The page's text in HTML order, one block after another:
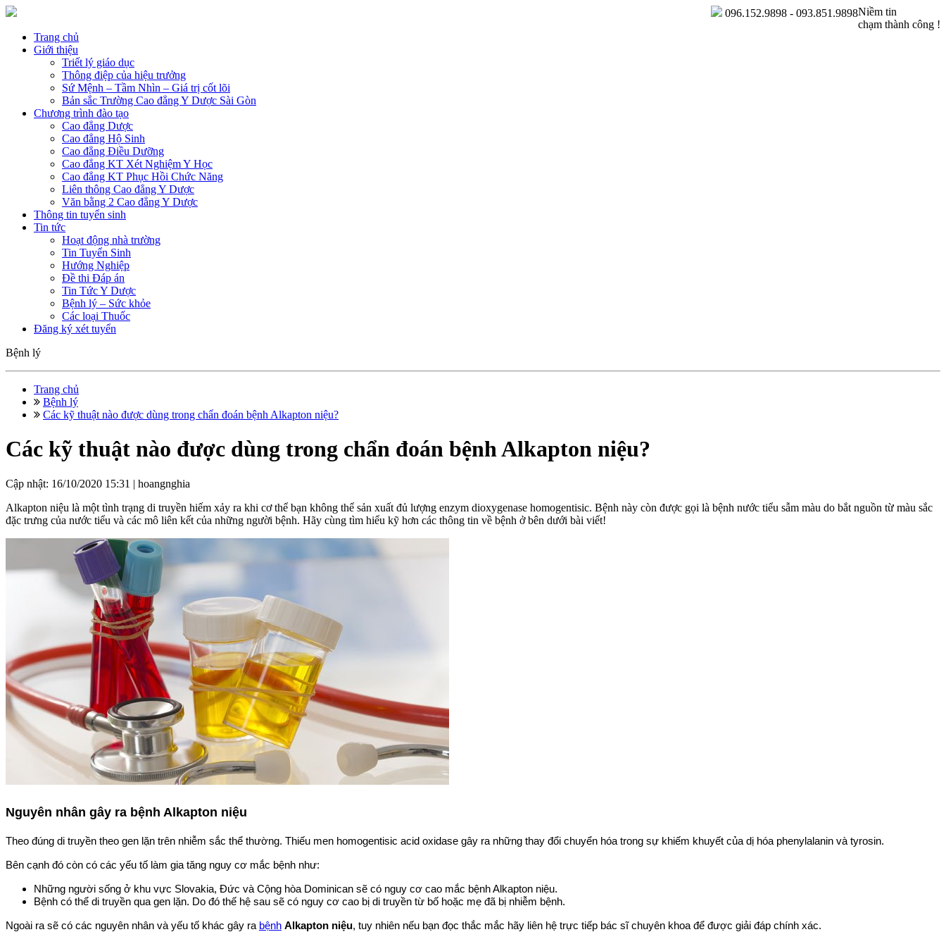
Niềm tin
chạm thành công !
096.152.9898 - 093.851.9898
Trang chủ
Giới thiệu
Triết lý giáo dục
Thông điệp của hiệu trưởng
Sứ Mệnh – Tầm Nhìn – Giá trị cốt lõi
Bản sắc Trường Cao đẳng Y Dược Sài Gòn
Chương trình đào tạo
Cao đẳng Dược
Cao đẳng Hộ Sinh
Cao đẳng Điều Dưỡng
Cao đẳng KT Xét Nghiệm Y Học
Cao đẳng KT Phục Hồi Chức Năng
Liên thông Cao đẳng Y Dược
Văn bằng 2 Cao đẳng Y Dược
Thông tin tuyển sinh
Tin tức
Hoạt động nhà trường
Tin Tuyển Sinh
Hướng Nghiệp
Đề thi Đáp án
Tin Tức Y Dược
Bệnh lý – Sức khỏe
Các loại Thuốc
Đăng ký xét tuyển
Bệnh lý
Trang chủ
Bệnh lý
Các kỹ thuật nào được dùng trong chẩn đoán bệnh Alkapton niệu?
Các kỹ thuật nào được dùng trong chẩn đoán bệnh Alkapton niệu?
Cập nhật: 16/10/2020 15:31 | hoangnghia
Alkapton niệu là một tình trạng di truyền hiếm xảy ra khi cơ thể bạn không thể sản xuất đủ lượng enzym dioxygenase homogentisic. Bệnh này còn được gọi là bệnh nước tiểu sẫm màu do bắt nguồn từ màu sắc
đặc trưng của nước tiểu và các mô liên kết của những người bệnh. Hãy cùng tìm hiểu kỹ hơn các thông tin về bệnh ở bên dưới bài viết!
Nguyên nhân gây ra bệnh Alkapton niệu
Theo đúng di truyền theo gen lặn trên nhiễm sắc thể thường. Thiếu men homogentisic acid oxidase gây ra những thay đổi chuyển hóa trong sự khiếm khuyết của dị hóa phenylalanin và tyrosin.
Bên cạnh đó còn có các yếu tố làm gia tăng nguy cơ mắc bệnh như:
Những người sống ở khu vực Slovakia, Đức và Cộng hòa Dominican sẽ có nguy cơ cao mắc bệnh Alkapton niệu.
Bệnh có thể di truyền qua gen lặn. Do đó thế hệ sau sẽ có nguy cơ cao bị di truyền từ bố hoặc mẹ đã bị nhiễm bệnh.
Ngoài ra sẽ có các nguyên nhân và yếu tố khác gây ra bệnh Alkapton niệu, tuy nhiên nếu bạn đọc thắc mắc hãy liên hệ trực tiếp bác sĩ chuyên khoa để được giải đáp chính xác.